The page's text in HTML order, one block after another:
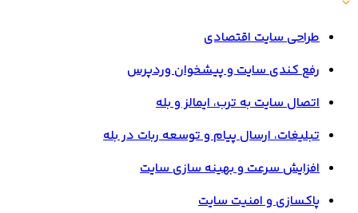
طراحی سایت اقتصادی
رفع کندی سایت و پیشخوان وردپرس
اتصال سایت به ترب، ایمالز و بله
تبلیغات، ارسال پیام و توسعه ربات در بله
افزایش سرعت و بهینه سازی سایت
پاکسازی و امنیت سایت